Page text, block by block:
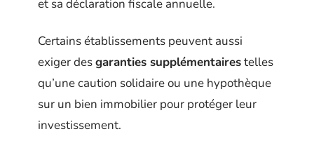
et sa déclaration fiscale annuelle.
Certains établissements peuvent aussi
exiger desgaranties supplémentairestelles
qu’une caution solidaire ou une hypothèque
sur un bien immobilier pour protéger leur
investissement.